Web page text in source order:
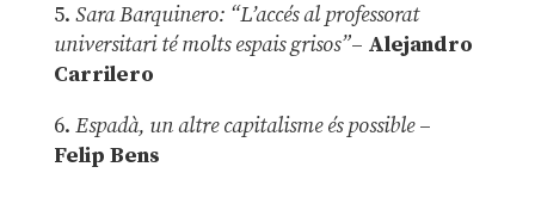
5. Sara Barquinero: “L’accés al professorat
universitari té molts espais grisos”– Alejandro
Carrilero
6. Espadà, un altre capitalisme és possible –
Felip Bens